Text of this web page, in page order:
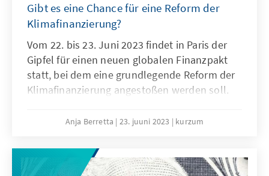
Gibt es eine Chance für eine Reform der
Klimafinanzierung?
Vom 22. bis 23. Juni 2023 findet in Paris der
Gipfel für einen neuen globalen Finanzpakt
statt, bei dem eine grundlegende Reform der
Klimafinanzierung angestoßen werden soll.
Anja Berretta 23. juuni 2023 kurzum